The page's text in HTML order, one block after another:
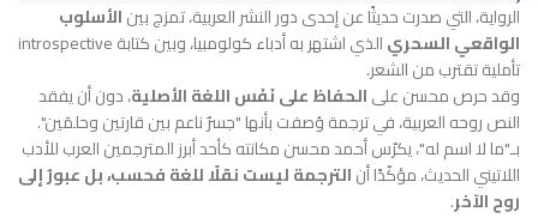
الرواية، التي صدرت حديثًا عن إحدى دور النشر العربية، تمزج بينالأسلوب
الواقعي السحري
الذي اشتهر به أدباء كولومبيا، وبين كتابة introspective
تأملية تقترب من الشعر.
وقد حرص محسن علىالحفاظ على نَفَس اللغة الأصلية، دون أن يفقد
النص روحه العربية، في ترجمة وُصفت بأنها "جسرٌ ناعم بين قارتين وحلمَين".
بـ"ما لا اسم له"، يكرّس أحمد محسن مكانته كأحد أبرز المترجمين العرب للأدب
اللاتيني الحديث، مؤكّدًا أنالترجمة ليست نقلًا للغة فحسب، بل عبورٌ إلى
روح الآخر.